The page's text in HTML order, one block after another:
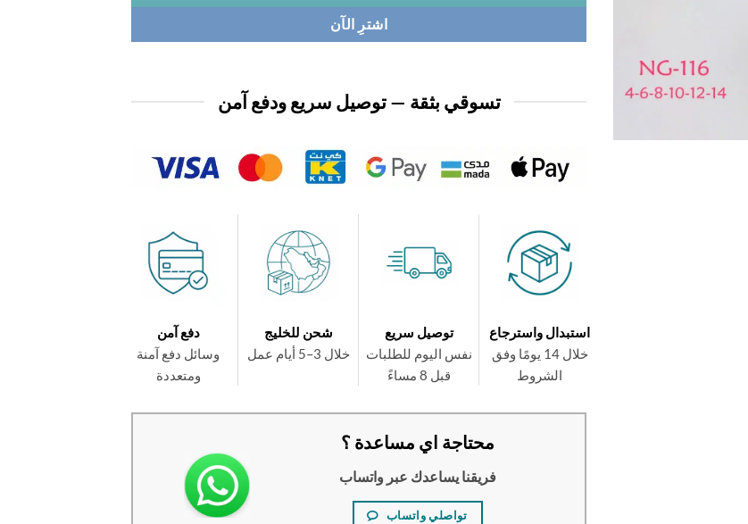
اشترِ الآن
تسوقي بثقة — توصيل سريع ودفع آمن
استبدال واسترجاع
خلال 14 يومًا وفق
الشروط
توصيل سريع
نفس اليوم للطلبات
قبل 8 مساءً
شحن للخليج
خلال 3–5 أيام عمل
دفع آمن
وسائل دفع آمنة
ومتعددة
محتاجة اي مساعدة ؟
فريقنا يساعدك عبر واتساب
تواصلي واتساب